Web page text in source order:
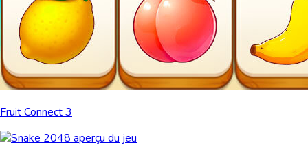
Fruit Connect 3